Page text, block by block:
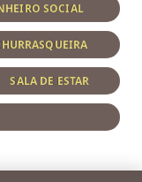
SOCIAL
SALA DE ESTAR